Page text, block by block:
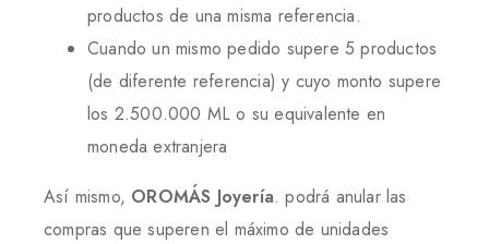
productos de una misma referencia.
Cuando un mismo pedido supere 5 productos
(de diferente referencia) y cuyo monto supere
los 2.500.000 ML o su equivalente en
moneda extranjera
Así mismo, OROMÁS Joyería. podrá anular las
compras que superen el máximo de unidades